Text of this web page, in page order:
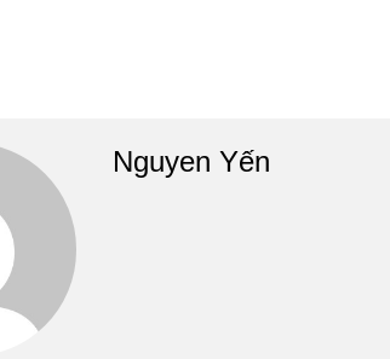
Nguyen Yến